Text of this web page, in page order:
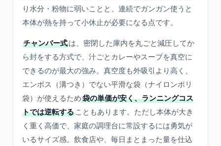
り水分・粉物に弱いことと、連続でガンガン使うと
本体が熱を持って小休止が必要になる点です。
チャンバー式は、密閉した庫内を丸ごと減圧してか
ら封をする方式で、汁ごとカレーやスープを真空に
できるのが最大の強み。真空度も外吸引より高く、
エンボス（溝つき）でない平滑な袋（ナイロンポリ
袋）が使えるため袋の単価が安く、ランニングコス
トでは逆転する こともあります。ただし本体が大き
く重く高価で、家庭の調理台に常設するには勇気が
いるサイズ感。飲食店や、毎日まとまった量を仕込